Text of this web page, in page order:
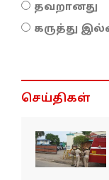
தவறானது
கருத்து
செய்திகள்